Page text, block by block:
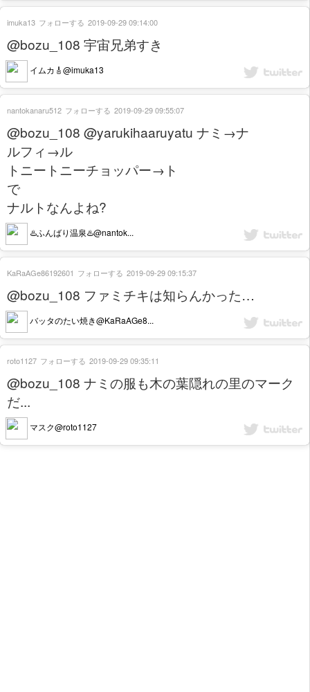
@bozu_108 宇宙兄弟すき
イムカ🎸@imuka13
imuka13 フォローする 2019-09-29 09:14:00
@bozu_108 @yarukihaaruyatu ナミ→ナ
ルフィ→ル
トニートニーチョッパー→ト
で
ナルトなんよね?
♨️ふんばり温泉♨️@nantok...
nantokanaru512 フォローする 2019-09-29 09:55:07
@bozu_108 ファミチキは知らんかった…
バッタのたい焼き@KaRaAGe8...
KaRaAGe86192601 フォローする 2019-09-29 09:15:37
@bozu_108 ナミの服も木の葉隠れの里のマーク
だ...
マスク@roto1127
roto1127 フォローする 2019-09-29 09:35:11